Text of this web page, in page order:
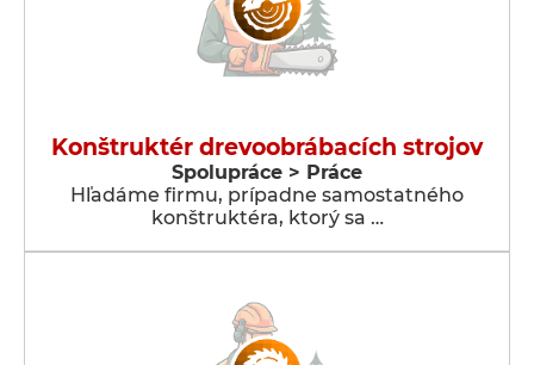
Konštruktér drevoobrábacích strojov
Spolupráce > Práce
Hľadáme firmu, prípadne samostatného
konštruktéra, ktorý sa …